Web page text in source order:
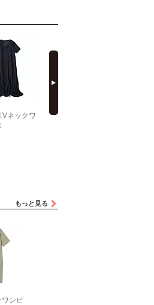
Vネックワ
レース切り替えコク
ワンピ
もっと見る